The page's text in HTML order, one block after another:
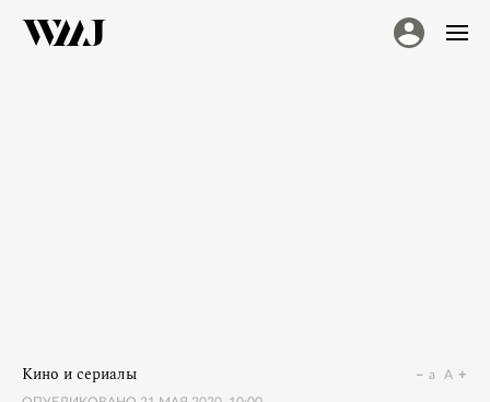
Кино и сериалы a A